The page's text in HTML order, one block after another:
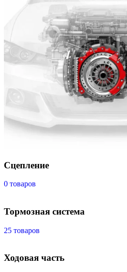
Сцепление
0 товаров
Тормозная система
25 товаров
Ходовая часть